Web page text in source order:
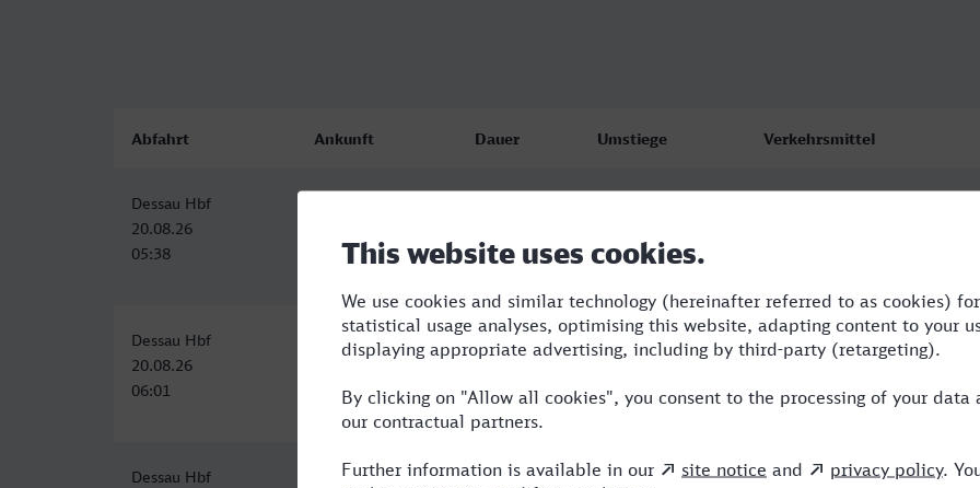
Abfahrt Ankunft Dauer Umstiege Verkehrsmittel
Dessau Hbf
20.08.26
05:38
14:32
Dessau Hbf
20.08.26
06:01
Wien Hbf
20.08.26
15:32
9:31 3 RJX,RE,ICE
Dessau Hbf
Wien Hbf
13:30 4 RJX,RE,BRB,ICE